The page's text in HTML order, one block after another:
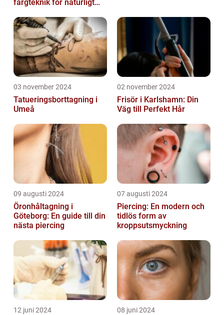
färgteknik för naturligt
03 november 2024
Tatueringsborttagning i
Umeå
02 november 2024
Frisör i Karlshamn: Din
Väg till Perfekt Hår
09 augusti 2024
Öronhåltagning i
Göteborg: En guide till din
nästa piercing
07 augusti 2024
Piercing: En modern och
tidlös form av
kroppsutsmyckning
12 juni 2024 08 juni 2024